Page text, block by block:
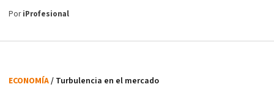
PoriProfesional
ECONOMÍA/ Turbulencia en el mercado